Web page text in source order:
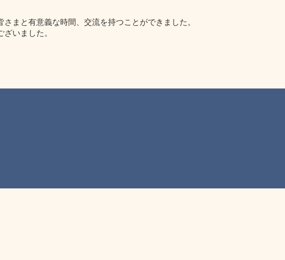
まと有意義な時間、交流を持つことができました。
いました。